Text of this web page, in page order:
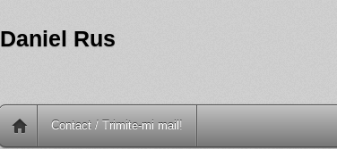
Daniel Rus
Contact / Trimite-mi mail!